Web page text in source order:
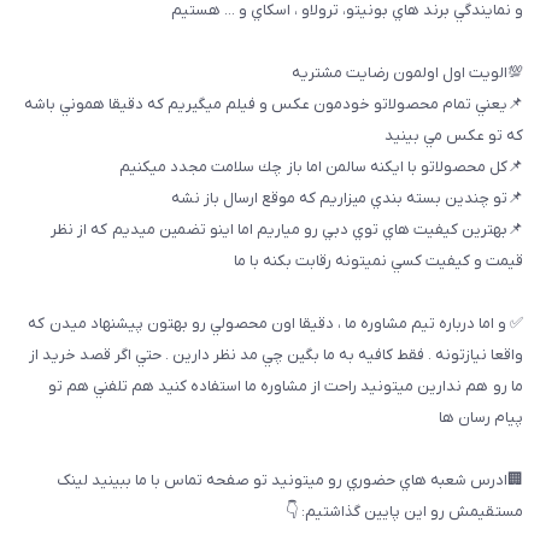
و نمايندگي برند هاي بونيتو، ترولاو ، اسكاي و ... هستيم
💯الويت اول اولمون رضايت مشتريه
📌يعني تمام محصولاتو خودمون عكس و فيلم ميگيريم كه دقيقا هموني باشه
كه تو عكس مي بينيد
📌كل محصولاتو با ايكنه سالمن اما باز چك سلامت مجدد ميكنيم
📌تو چندين بسته بندي ميزاريم كه موقع ارسال باز نشه
📌بهترين كيفيت هاي توي دبي رو مياريم اما اينو تضمين ميديم كه از نظر
قيمت و كيفيت كسي نميتونه رقابت بكنه با ما
✅ و اما درباره تيم مشاوره ما ، دقيقا اون محصولي رو بهتون پيشنهاد ميدن كه
واقعا نيازتونه . فقط كافيه به ما بگين چي مد نظر دارين . حتي اگر قصد خريد از
ما رو هم ندارين ميتونيد راحت از مشاوره ما استفاده كنيد هم تلفني هم تو
پيام رسان ها
🏢ادرس شعبه هاي حضوري رو ميتونيد تو صفحه تماس با ما ببینيد لینک
مستقیمش رو این پایین گذاشتیم: 👇